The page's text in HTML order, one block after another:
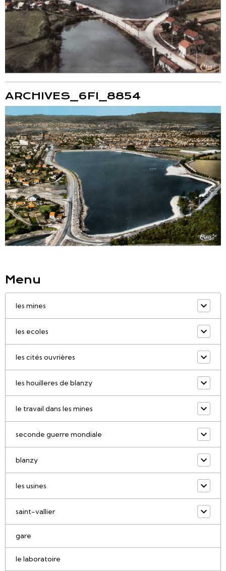
ARCHIVES_6FI_8854
Menu
les mines
les ecoles
les cités ouvrières
les houilleres de blanzy
le travail dans les mines
seconde guerre mondiale
blanzy
les usines
saint-vallier
gare
le laboratoire